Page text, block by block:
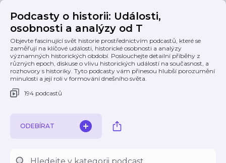
Podcasty o historii: Události,
osobnosti a analýzy od T
Objevte fascinující svět historie prostřednictvím podcastů, které se
zaměřují na klíčové události, historické osobnosti a analýzy
významných historických období. Poslouchejte detailní příběhy z
různých epoch, diskuse o vlivu historických událostí na současnost, a
rozhovory s historiky. Tyto podcasty vám přinesou hlubší porozumění
minulosti a její roli v formování dnešního světa.
194 podcastů
ODEBÍRAT